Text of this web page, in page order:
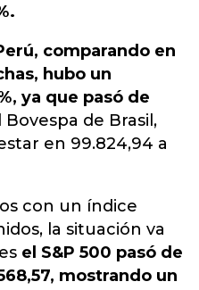
comparando en
hubo un
ya que pasó de
Bovespa de Brasil,
en 99.824,94 a
con un índice
la situación va
el S&P 500 pasó de
mostrando un